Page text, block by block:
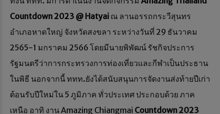
Countdown 2023 @ Hatyai ณ ลานอรรถกระวีสุนทร
อำเภอหาดใหญ่ จังหวัดสงขลา ระหว่างวันที่ 29 ธันวาคม
2565-1 มกราคม 2566 โดยมีนายพิพัฒน์ รัชกิจประการ
รัฐมนตรีว่าการกระทรวงการท่องเที่ยวและกีฬาเป็นประธาน
ในพิธี นอกจากนี้ ททท.ยังได้สนับสนุนการจัดงานส่งท้ายปีเก่า
ต้อนรับปีใหม่ใน 5 ภูมิภาค ทั่วประเทศ ประกอบด้วย ภาค
เหนือ อาทิ งาน Amazing Chiangmai Countdown 2023